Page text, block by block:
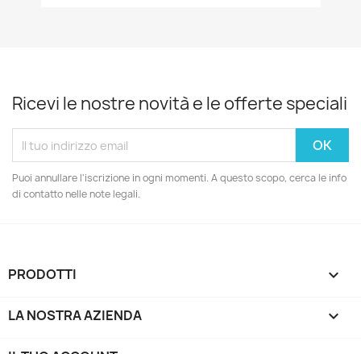
Ricevi le nostre novità e le offerte speciali
Puoi annullare l'iscrizione in ogni momenti. A questo scopo, cerca le info
di contatto nelle note legali.
PRODOTTI 
LA NOSTRA AZIENDA 